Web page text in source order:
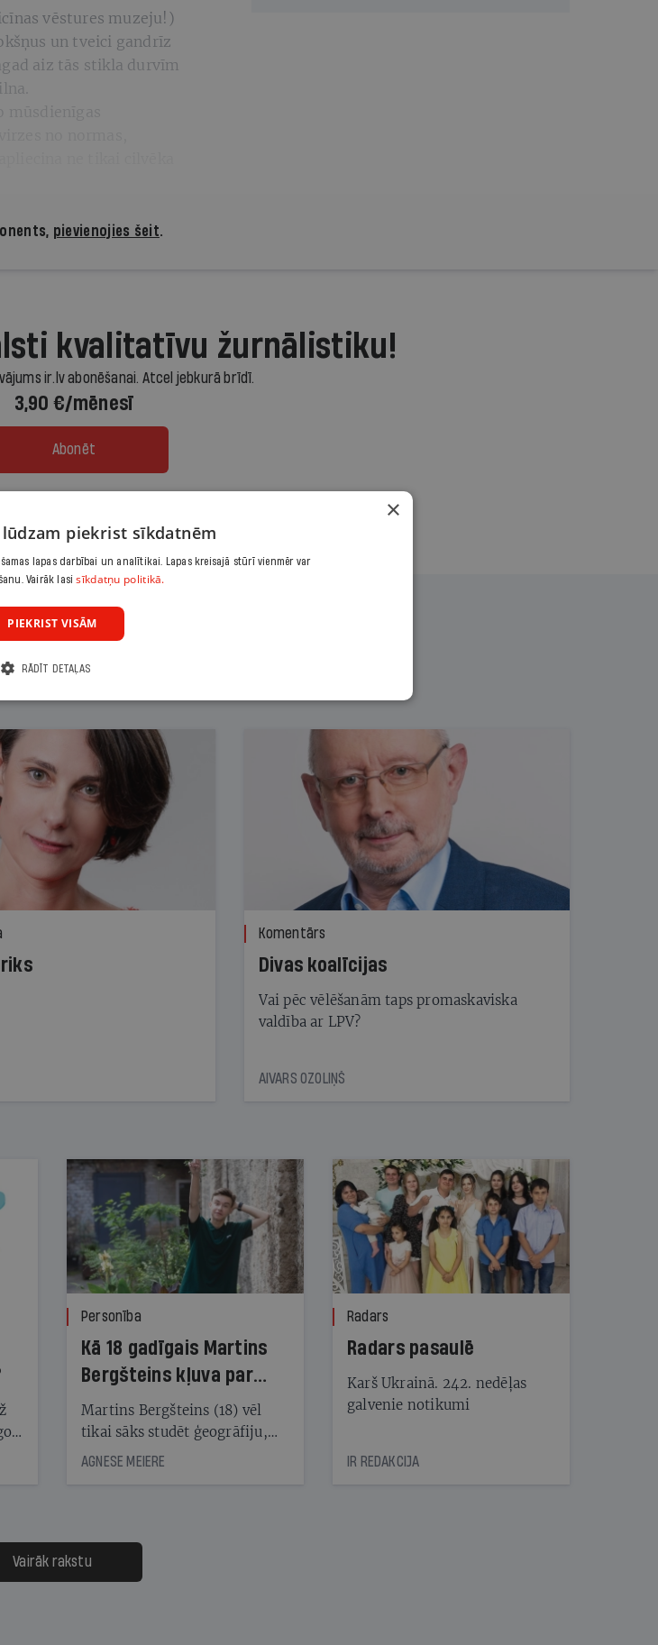
vēstures muzeju!)
un tveici gandrīz
aiz tās stikla durvīm
pievienojies šeit.
kvalitatīvu žurnālistiku!
ir.lv abonēšanai. Atcel jebkurā brīdī.
3,90 €/mēnesī
Abonēt
Komentārs
Divas koalīcijas
Vai pēc vēlēšanām taps promaskaviska
valdība ar LPV?
AIVARS OZOLIŅŠ
Personība
Kā 18 gadīgais Martins
Bergšteins kļuva par
laika ziņu seju?
Martins Bergšteins (18) vēl
tikai sāks studēt ģeogrāfiju,
bet viņa sacītajam jau uzticas
uzcītīga darba, mammas
atbalsts un drosme turpināt
meteovērojumus arī tad, kad
AGNESE MEIERE
Radars
Radars pasaulē
Karš Ukrainā. 242. nedēļas
galvenie notikumi
IR REDAKCIJA
Vairāk rakstu
×
piekrist sīkdatnēm
lapas darbībai un analītikai. Lapas kreisajā stūrī vienmēr var
Vairāk lasisīkdatņu politikā.
PIEKRIST VISĀM
RĀDĪT DETAĻAS